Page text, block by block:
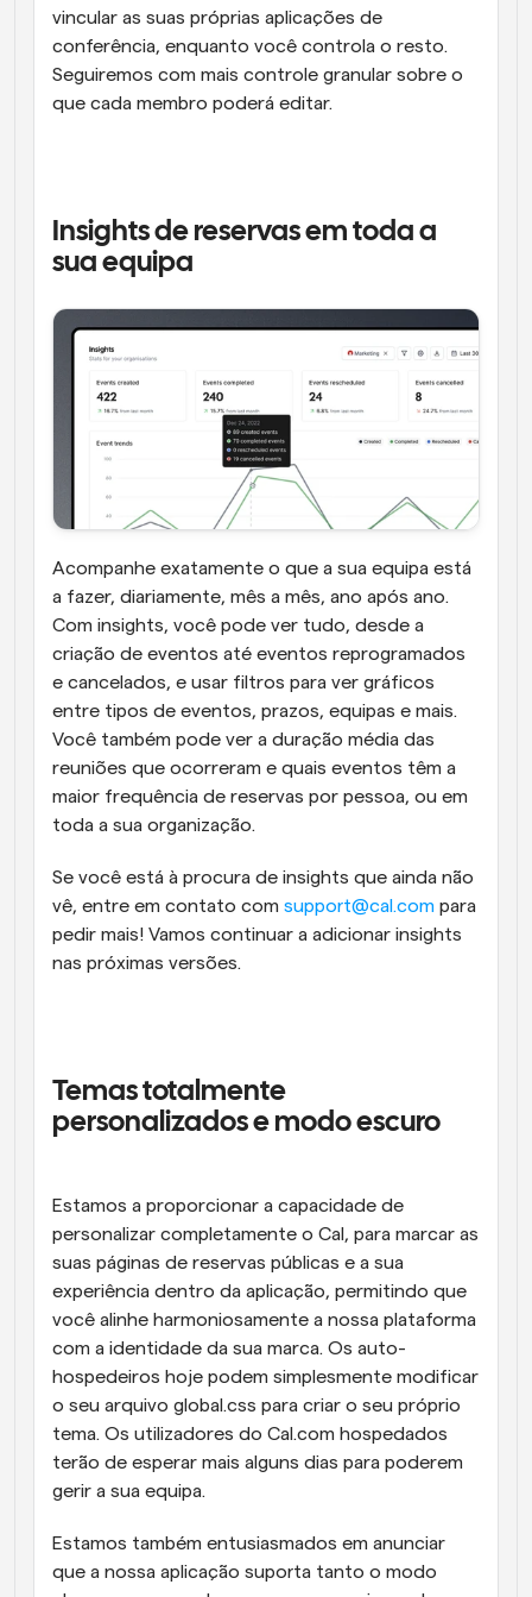
vincular as suas próprias aplicações de
conferência, enquanto você controla o resto.
Seguiremos com mais controle granular sobre o
que cada membro poderá editar.
Insights de reservas em toda a
sua equipa
Acompanhe exatamente o que a sua equipa está
a fazer, diariamente, mês a mês, ano após ano.
Com insights, você pode ver tudo, desde a
criação de eventos até eventos reprogramados
e cancelados, e usar filtros para ver gráficos
entre tipos de eventos, prazos, equipas e mais.
Você também pode ver a duração média das
reuniões que ocorreram e quais eventos têm a
maior frequência de reservas por pessoa, ou em
toda a sua organização.
Se você está à procura de insights que ainda não
vê, entre em contato com support@cal.com para
pedir mais! Vamos continuar a adicionar insights
nas próximas versões.
Temas totalmente
personalizados e modo escuro
Estamos a proporcionar a capacidade de
personalizar completamente o Cal, para marcar as
suas páginas de reservas públicas e a sua
experiência dentro da aplicação, permitindo que
você alinhe harmoniosamente a nossa plataforma
com a identidade da sua marca. Os auto-
hospedeiros hoje podem simplesmente modificar
o seu arquivo global.css para criar o seu próprio
tema. Os utilizadores do Cal.com hospedados
terão de esperar mais alguns dias para poderem
gerir a sua equipa.
Estamos também entusiasmados em anunciar
que a nossa aplicação suporta tanto o modo